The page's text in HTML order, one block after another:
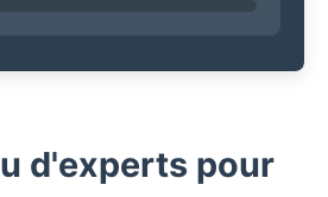
d'experts pour